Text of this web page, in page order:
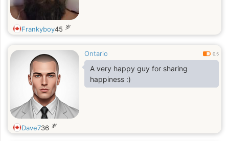
Frankyboy45 岁
Ontario 0.5
A very happy guy for sharing
happiness :)
Dave736 岁